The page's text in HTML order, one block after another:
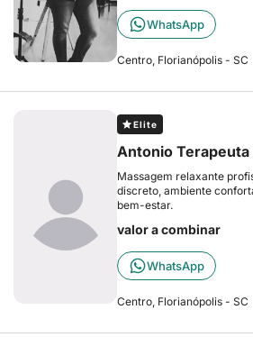
WhatsApp
Centro, Florianópolis - SC
Elite
Antonio
Massagem relaxante
discreto, ambiente
bem-estar.
valor a combinar
WhatsApp
Centro, Florianópolis - SC